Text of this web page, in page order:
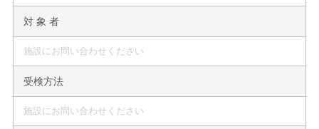
対 象 者
施設にお問い合わせください
受検方法
施設にお問い合わせください